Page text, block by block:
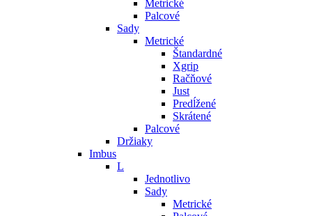
Metrické
Palcové
Sady
Metrické
Štandardné
Xgrip
Račňové
Just
Predĺžené
Skrátené
Palcové
Držiaky
Imbus
L
Jednotlivo
Sady
Metrické